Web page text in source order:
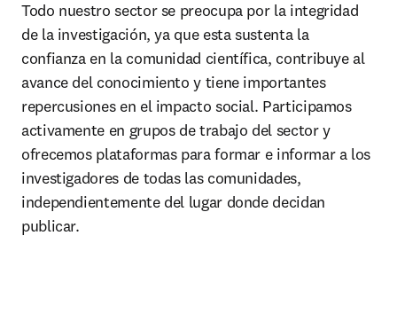
Todo nuestro sector se preocupa por la integridad
de la investigación, ya que esta sustenta la
confianza en la comunidad científica, contribuye al
avance del conocimiento y tiene importantes
repercusiones en el impacto social. Participamos
activamente en grupos de trabajo del sector y
ofrecemos plataformas para formar e informar a los
investigadores de todas las comunidades,
independientemente del lugar donde decidan
publicar.